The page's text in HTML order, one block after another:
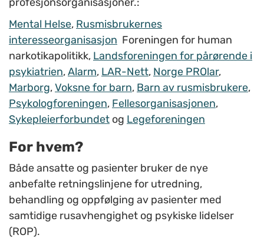
Mental Helse, Rusmisbrukernes
interesseorganisasjon Foreningen for human
narkotikapolitikk, Landsforeningen for pårørende i
psykiatrien,Alarm, LAR-Nett, Norge PROlar,
Marborg,Voksne for barn, Barn av rusmisbrukere,
Psykologforeningen, Fellesorganisasjonen,
Sykepleierforbundet og Legeforeningen
For hvem?
Både ansatte og pasienter bruker de nye
anbefalte retningslinjene for utredning,
behandling og oppfølging av pasienter med
samtidige rusavhengighet og psykiske lidelser
(ROP).